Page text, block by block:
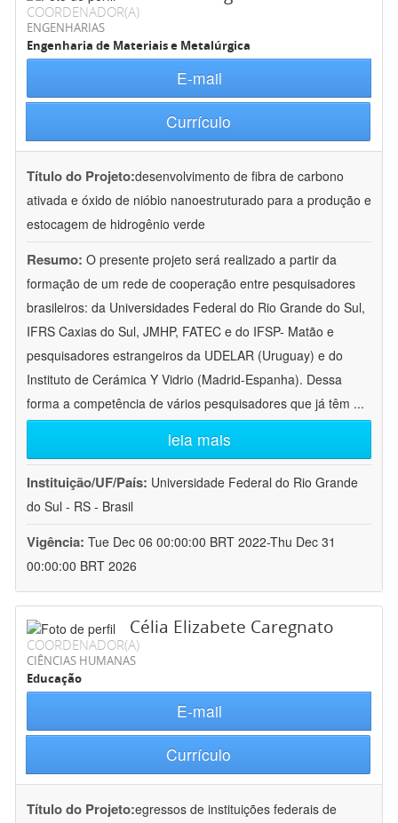
COORDENADOR(A)
ENGENHARIAS
Engenharia de Materiais e Metalúrgica
E-mail
Currículo
Título do Projeto:desenvolvimento de fibra de carbono
ativada e óxido de nióbio nanoestruturado para a produção e
estocagem de hidrogênio verde
Resumo: O presente projeto será realizado a partir da
formação de um rede de cooperação entre pesquisadores
brasileiros: da Universidades Federal do Rio Grande do Sul,
IFRS Caxias do Sul, JMHP, FATEC e do IFSP- Matão e
pesquisadores estrangeiros da UDELAR (Uruguay) e do
Instituto de Cerámica Y Vidrio (Madrid-Espanha). Dessa
forma a competência de vários pesquisadores que já têm ...
leia mais
Instituição/UF/País: Universidade Federal do Rio Grande
do Sul - RS - Brasil
Vigência: Tue Dec 06 00:00:00 BRT 2022-Thu Dec 31
00:00:00 BRT 2026
Célia Elizabete Caregnato
COORDENADOR(A)
CIÊNCIAS HUMANAS
Educação
E-mail
Currículo
Título do Projeto:egressos de instituições federais de